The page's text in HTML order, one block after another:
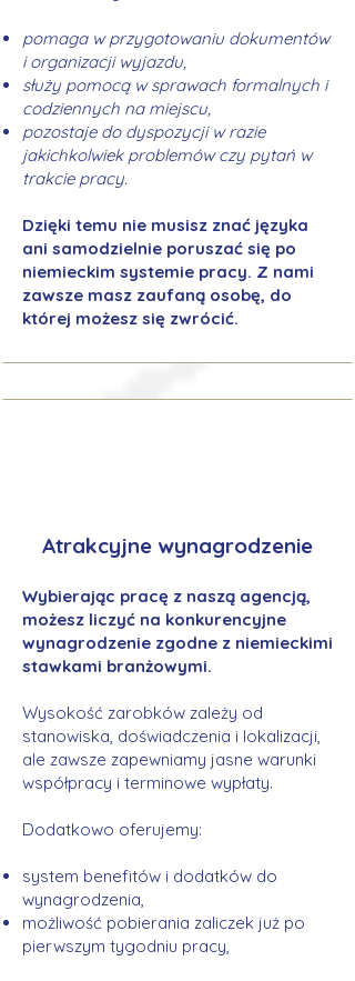
pomaga w przygotowaniu dokumentów
i organizacji wyjazdu,
służy pomocą w sprawach formalnych i
codziennych na miejscu,
pozostaje do dyspozycji w razie
jakichkolwiek problemów czy pytań w
trakcie pracy.
Dzięki temu nie musisz znać języka
ani samodzielnie poruszać się po
niemieckim systemie pracy. Z nami
zawsze masz zaufaną osobę, do
której możesz się zwrócić.
Atrakcyjne wynagrodzenie
Wybierając pracę z naszą agencją,
możesz liczyć na konkurencyjne
wynagrodzenie zgodne z niemieckimi
stawkami branżowymi.
Wysokość zarobków zależy od
stanowiska, doświadczenia i lokalizacji,
ale zawsze zapewniamy jasne warunki
współpracy i terminowe wypłaty.
Dodatkowo oferujemy:
system benefitów i dodatków do
wynagrodzenia,
możliwość pobierania zaliczek już po
pierwszym tygodniu pracy,